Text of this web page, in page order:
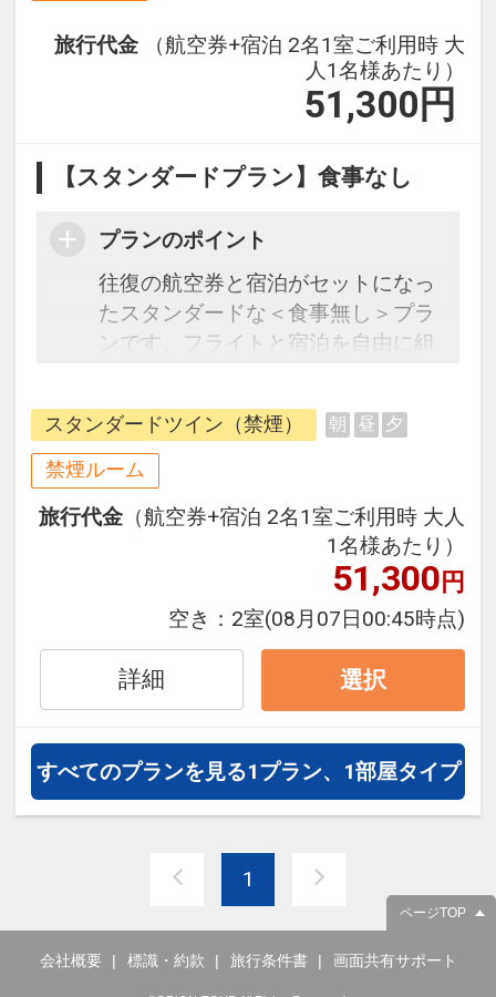
旅行代金
（航空券+宿泊 2名1室ご利用時 大
人1名様あたり）
51,300 円
【スタンダードプラン】食事なし
プランのポイント
往復の航空券と宿泊がセットになっ
たスタンダードな＜食事無し＞プラ
ンです。フライトと宿泊を自由に組
ージだから、一都市滞在はもちろん
周遊旅行にも最適！
旅行期間中の1泊だけの宿泊や延
泊・飛び泊なども自由自在です。
フライトは、安心のJAL（または
JALグループ）確約！フライトマイ
オプションでレンタカーや現地交
約）が可能なプランもございます。
スタンダードツイン（禁煙） 朝 昼 夕
禁煙ルーム
旅行代金 （航空券+宿泊 2名1室ご利用時 大人
1名様あたり）
51,300円
空き： 2室(08月07日00:45時点)
詳細 選択
すべてのプランを見る1プラン、1部屋タイプ
1
ページTOP
会社概要 標識・約款 旅行条件書 画面共有サポート